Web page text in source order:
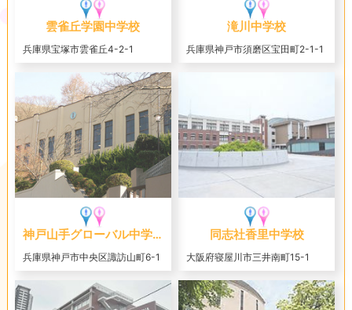
雲雀丘学園中学校
兵庫県宝塚市雲雀丘4-2-1
滝川中学校
兵庫県神戸市須磨区宝田町2-1-1
神戸山手グローバル中学校
兵庫県神戸市中央区諏訪山町6-1
同志社香里中学校
大阪府寝屋川市三井南町15-1